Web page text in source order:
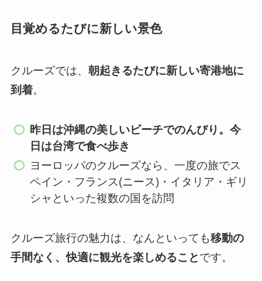
目覚めるたびに新しい景色
クルーズでは、 朝起きるたびに新しい寄港地に
到着。
昨日は沖縄の美しいビーチでのんびり。今
日は台湾で食べ歩き
ヨーロッパのクルーズなら、一度の旅でス
ペイン・フランス(ニース)・イタリア・ギリ
シャといった複数の国を訪問
クルーズ旅行の魅力は、なんといっても移動の
手間なく、快適に観光を楽しめることです。